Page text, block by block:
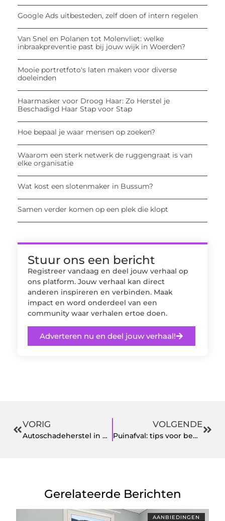
Google Ads uitbesteden, zelf doen of intern regelen
Van Snel en Polanen tot Molenvliet: welke
inbraakpreventie past bij jouw wijk in Woerden?
Mooie portretfoto's laten maken voor diverse
doeleinden
Haarmasker voor Droog Haar: Zo Herstel je
Beschadigd Haar Stap voor Stap
Hoe bepaal je waar mensen op zoeken?
Waarom een sterk netwerk de ruggengraat is van
elke organisatie
Wat kost een slotenmaker in Bussum?
Samen verder komen op een plek die klopt
Stuur ons een bericht
Registreer vandaag en deel jouw verhaal op
ons platform. Jouw verhaal kan direct
anderen inspireren en verbinden. Maak
impact en word onderdeel van een
community waar verhalen ertoe doen.
Adverteren nu en deel jouw verhaal!
VORIG
Autoschadeherstel in Utrecht: waarom kwaliteit telt
VOLGENDE
Puinafval: tips voor bedrijven
Gerelateerde Berichten
AANBIEDINGEN